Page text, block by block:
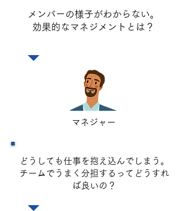
メンバーの様子がわからない。
効果的なマネジメントとは？
マネジャー
どうしても仕事を抱え込んでしまう。
​チームでうまく分担するってどうすれ
ば良いの？